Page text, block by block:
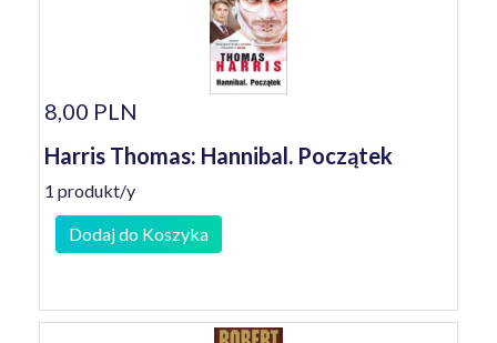
8,00 PLN
Harris Thomas: Hannibal. Początek
1 produkt/y
Dodaj do Koszyka